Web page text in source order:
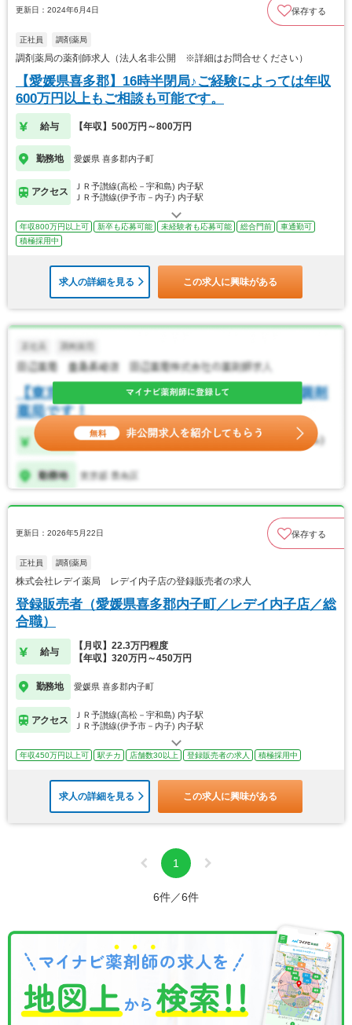
更新日：2024年6月4日 保存する
正社員 調剤薬局
調剤薬局の薬剤師求人（法人名非公開 ※詳細はお問合せください）
【愛媛県喜多郡】16時半閉局♪ご経験によっては年収
600万円以上もご相談も可能です。
給与 【年収】500万円～800万円
勤務地 愛媛県 喜多郡内子町
アクセス
ＪＲ予讃線(高松－宇和島) 内子駅
ＪＲ予讃線(伊予市－内子) 内子駅
年収800万円以上可 新卒も応募可能 未経験者も応募可能 総合門前
車通勤可
積極採用中
求人の詳細を見る この求人に興味がある
更新日：2026年5月22日 保存する
正社員 調剤薬局
株式会社レデイ薬局 レデイ内子店の登録販売者の求人
登録販売者（愛媛県喜多郡内子町／レデイ内子店／総
合職）
給与
【月収】22.3万円程度
【年収】320万円～450万円
勤務地 愛媛県 喜多郡内子町
アクセス
ＪＲ予讃線(高松－宇和島) 内子駅
ＪＲ予讃線(伊予市－内子) 内子駅
年収450万円以上可 駅チカ 店舗数30以上 登録販売者の求人 積極採用中
求人の詳細を見る この求人に興味がある
1
6件／6件